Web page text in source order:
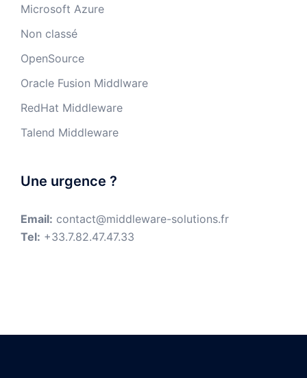
Microsoft Azure
Non classé
OpenSource
Oracle Fusion Middlware
RedHat Middleware
Talend Middleware
Une urgence ?
Email: contact@middleware-solutions.fr
Tel: +33.7.82.47.47.33